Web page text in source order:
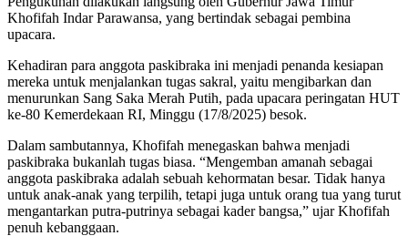
Khofifah Indar Parawansa, yang bertindak sebagai pembina
upacara.
Kehadiran para anggota paskibraka ini menjadi penanda kesiapan
mereka untuk menjalankan tugas sakral, yaitu mengibarkan dan
menurunkan Sang Saka Merah Putih, pada upacara peringatan HUT
ke-80 Kemerdekaan RI, Minggu (17/8/2025) besok.
Dalam sambutannya, Khofifah menegaskan bahwa menjadi
paskibraka bukanlah tugas biasa. “Mengemban amanah sebagai
anggota paskibraka adalah sebuah kehormatan besar. Tidak hanya
untuk anak-anak yang terpilih, tetapi juga untuk orang tua yang turut
mengantarkan putra-putrinya sebagai kader bangsa,” ujar Khofifah
penuh kebanggaan.